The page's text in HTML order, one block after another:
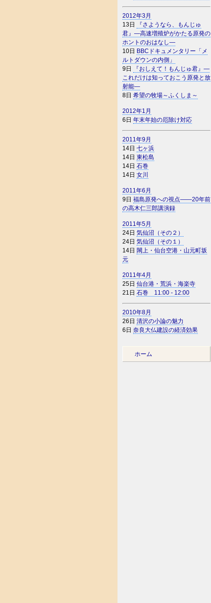
2012年3月
13日
『さようなら、もんじゅ
君』―高速増殖炉がかたる原発の
ホントのおはなし―
10日 BBCドキュメンタリー「メ
ルトダウンの内側」
9日
『おしえて！もんじゅ君』―
これだけは知っておこう原発と放
射能―
8日 希望の牧場～ふくしま～
2012年1月
6日 年末年始の厄除け対応
2011年9月
14日 七ヶ浜
14日 東松島
14日 石巻
14日 女川
2011年6月
9日 福島原発への視点――20年前
の高木仁三郎講演録
2011年5月
24日 気仙沼（その２）
24日 気仙沼（その１）
14日 閖上・仙台空港・山元町坂
元
2011年4月
25日 仙台港・荒浜・海楽寺
21日 石巻 11:00 - 12:00
2010年8月
26日 清沢の小論の魅力
6日 奈良大仏建設の経済効果
ホーム